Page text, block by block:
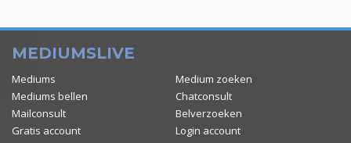
MEDIUMSLIVE
Mediums
Medium zoeken
Mediums bellen
Chatconsult
Mailconsult
Belverzoeken
Gratis account
Login account